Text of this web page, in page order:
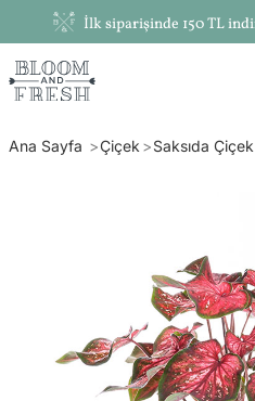
İlk siparişinde 150 TL
Ana Sayfa Çiçek Saksıda Çiçek